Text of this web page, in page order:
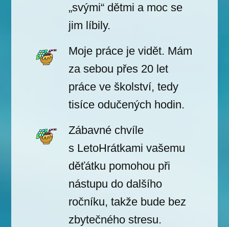
„svými“ dětmi a moc se
jim líbily.
Moje práce je vidět. Mám
za sebou přes 20 let
práce ve školství, tedy
tisíce odučených hodin.
Zábavné chvíle
s LetoHrátkami vašemu
děťátku pomohou při
nástupu do dalšího
ročníku, takže bude bez
zbytečného stresu.